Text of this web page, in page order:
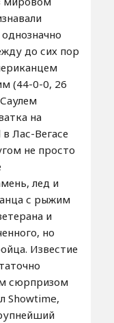
до сих пор
(44-0-0, 26
на
Лас-Вегасе
не просто
лед и
с рыжим
и
но
Известие
сюрпризом
Showtime,